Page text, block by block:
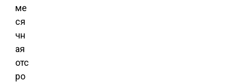
ме
ся
чн
ая
отс
ро